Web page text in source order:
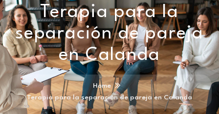
Terapia para la
separación de pareja
en Calanda
Home
Terapia para la separación de pareja en Calanda